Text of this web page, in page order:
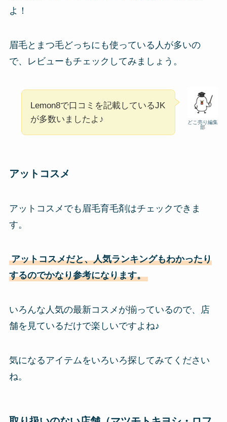
よ！
眉毛とまつ毛どっちにも使っている人が多いの
で、レビューもチェックしてみましょう。
どこ売り編集
部
Lemon8で口コミを記載しているJK
が多数いましたよ♪
アットコスメ
アットコスメでも眉毛育毛剤はチェックできま
す。
アットコスメだと、人気ランキングもわかったり
するのでかなり参考になります。
いろんな人気の最新コスメが揃っているので、店
舗を見ているだけで楽しいですよね♪
気になるアイテムをいろいろ探してみてください
ね。